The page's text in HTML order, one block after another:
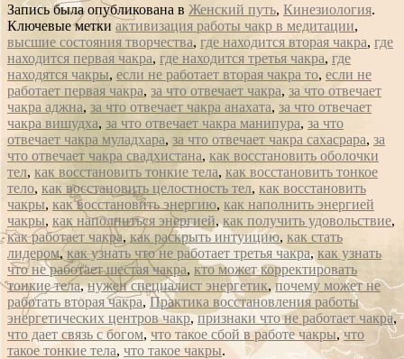
Запись была опубликована в Женский путь, Кинезиология.
Ключевые метки активизация работы чакр в медитации,
высшие состояния творчества, где находится вторая чакра, где
находится первая чакра, где находится третья чакра, где
находятся чакры, если не работает вторая чакра то, если не
работает первая чакра, за что отвечает чакра, за что отвечает
чакра аджна, за что отвечает чакра анахата, за что отвечает
чакра вишудха, за что отвечает чакра манипура, за что
отвечает чакра муладхара, за что отвечает чакра сахасрара, за
что отвечает чакра свадхистана, как восстановить оболочки
тел, как восстановить тонкие тела, как восстановить тонкое
тело, как восстановить целостность тел, как восстановить
чакры, как восстановить энергию, как наполнить энергией
чакры, как наполниться энергией,как получить удовольствие,
как работает чакра, как раскрыть интуицию, как стать
лидером,как узнать что не работает третья чакра,как узнать
что не работает шестая чакра, кто может корректировать
тонкие тела,нужен специалист энергетик,почему может не
работать вторая чакра, Практика восстановления работы
энергетических центров чакр,признаки что не работает чакра,
что дает связь с богом, что такое сбой в работе чакры,что
такое тонкие тела, что такое чакры.